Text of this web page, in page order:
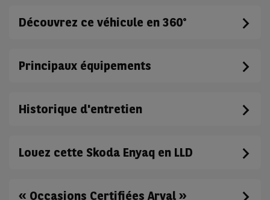
Découvrez ce véhicule en 360°
Principaux équipements
Historique d'entretien
Louez cette Skoda Enyaq en LLD
« Occasions Certifiées Arval »